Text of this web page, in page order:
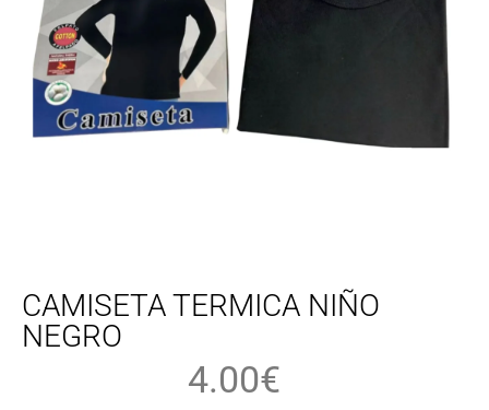
CAMISETA TERMICA NIÑO
NEGRO
4.00€